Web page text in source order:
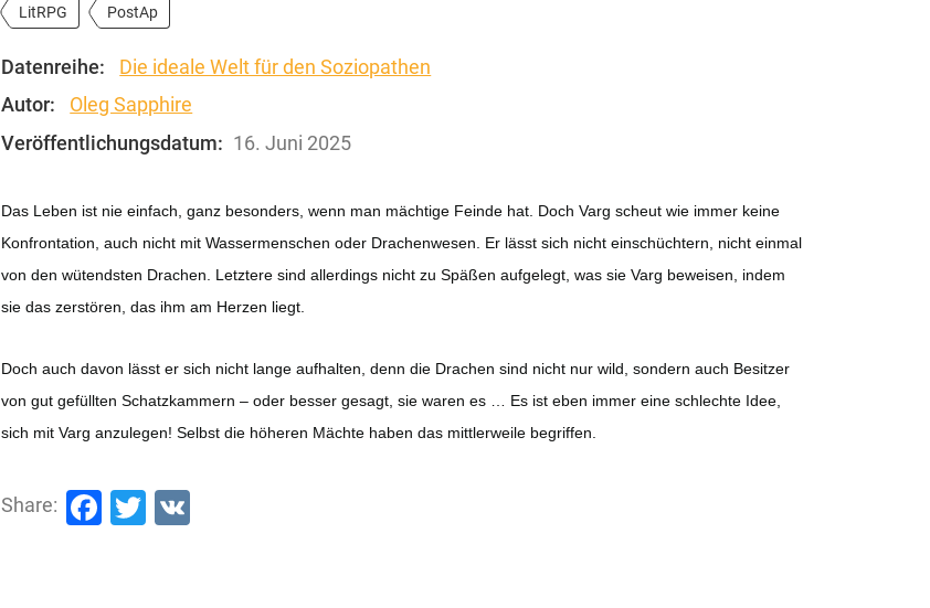
LitRPG PostAp
Datenreihe:
Die ideale Welt für den Soziopathen
Autor:
Oleg Sapphire
Veröffentlichungsdatum: 16. Juni 2025
Das Leben ist nie einfach, ganz besonders, wenn man mächtige Feinde hat. Doch Varg scheut wie immer keine
Konfrontation, auch nicht mit Wassermenschen oder Drachenwesen. Er lässt sich nicht einschüchtern, nicht einmal
von den wütendsten Drachen. Letztere sind allerdings nicht zu Späßen aufgelegt, was sie Varg beweisen, indem
sie das zerstören, das ihm am Herzen liegt.
Doch auch davon lässt er sich nicht lange aufhalten, denn die Drachen sind nicht nur wild, sondern auch Besitzer
von gut gefüllten Schatzkammern – oder besser gesagt, sie waren es … Es ist eben immer eine schlechte Idee,
sich mit Varg anzulegen! Selbst die höheren Mächte haben das mittlerweile begriffen.
Share: Facebook
Twitter